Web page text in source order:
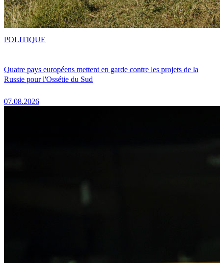
Quatre pays européens mettent en garde contre les projets de la
Russie pour l'Ossétie du Sud
07.08.2026
POLITIQUE